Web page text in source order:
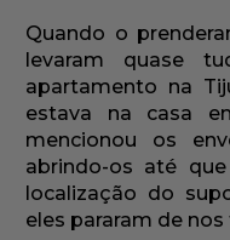
Quando o
levaram quase
apartamento na
estava na casa
mencionou os
abrindo-os até
localização do
eles pararam de